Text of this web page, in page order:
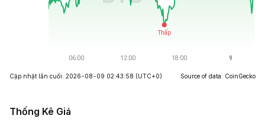
Cập nhật lần cuối: 2026-08-09 02:43:58 (UTC+0) Source of data: CoinGecko
Thống Kê Giá